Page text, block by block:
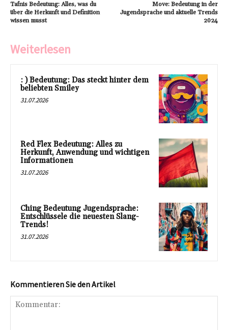
Tafnis Bedeutung: Alles, was du
über die Herkunft und Definition
wissen musst
Move: Bedeutung in der
Jugendsprache und aktuelle Trends
2024
Weiterlesen
: ) Bedeutung: Das steckt hinter dem
beliebten Smiley
31.07.2026
Red Flex Bedeutung: Alles zu
Herkunft, Anwendung und wichtigen
Informationen
31.07.2026
Ching Bedeutung Jugendsprache:
Entschlüssele die neuesten Slang-
Trends!
31.07.2026
Kommentieren Sie den Artikel